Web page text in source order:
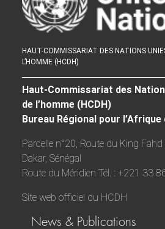
HAUT-COMMISSARIAT DES NATIONS
L’HOMME (HCDH)
Haut-Commissariat des
de l’homme (HCDH)
Bureau Régional pour l’Afrique
Parcelle n°20, Route du King Fahd
Dakar, Sénégal
Route du Méridien Tél. : +221 33
Site web officiel du HCDH
News & Publications